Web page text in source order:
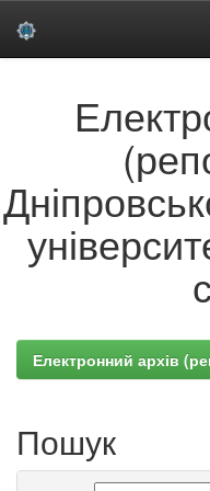
Електронний архів
Пошук